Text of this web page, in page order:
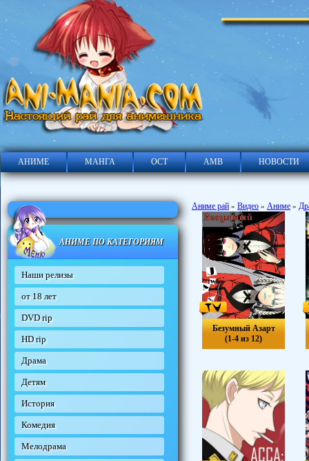
АНИМЕ МАНГА ОСТ АМВ НОВОСТИ
АНИМЕ ПО КАТЕГОРИЯМ
Наши релизы
от 18 лет
DVD rip
HD rip
Драма
Детям
История
Комедия
Мелодрама
Аниме рай » Видео » Аниме »
Безумный Азарт
(1-4 из 12)